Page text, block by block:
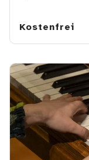
Kostenfrei